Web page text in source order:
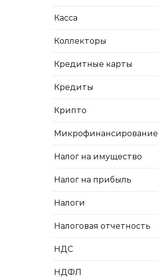
Касса
Коллекторы
Кредитные карты
Кредиты
Крипто
Микрофинансирование
Налог на имущество
Налог на прибыль
Налоги
Налоговая отчетность
НДС
НДФЛ